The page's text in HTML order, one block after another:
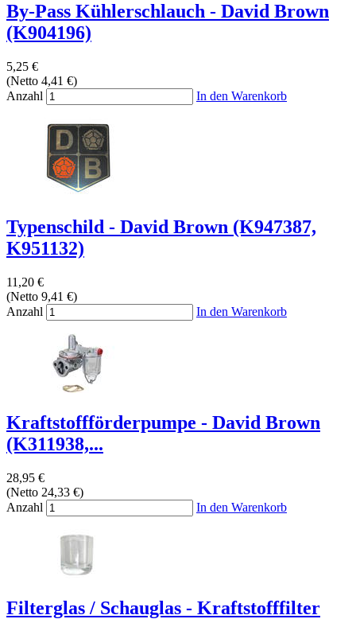
By-Pass Kühlerschlauch - David Brown
(K904196)
5,25 €
(Netto 4,41 €)
Anzahl
In den Warenkorb
Typenschild - David Brown (K947387,
K951132)
11,20 €
(Netto 9,41 €)
Anzahl
In den Warenkorb
Kraftstoffförderpumpe - David Brown
(K311938,...
28,95 €
(Netto 24,33 €)
Anzahl
In den Warenkorb
Filterglas / Schauglas - Kraftstofffilter